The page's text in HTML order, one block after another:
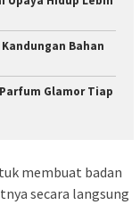
Bahan
Glamor Tiap
membuat badan
secara langsung